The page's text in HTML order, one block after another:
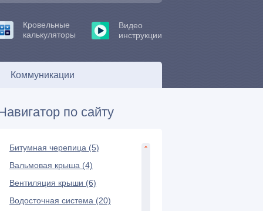
Коммуникации
Кровельные
калькуляторы
Видео
инструкции
по сайту
Битумная черепица (5)
Вальмовая крыша (4)
Вентиляция крыши (6)
Водосточная система (20)